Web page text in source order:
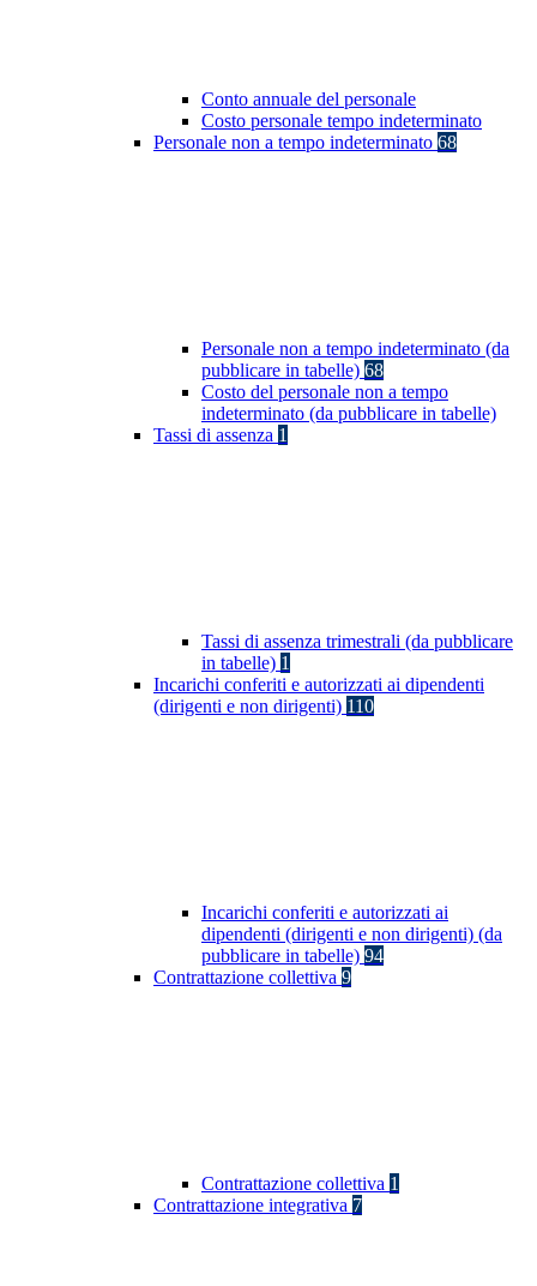
Conto annuale del personale
Costo personale tempo indeterminato
Personale non a tempo indeterminato 68
Personale non a tempo indeterminato (da
pubblicare in tabelle) 68
Costo del personale non a tempo
indeterminato (da pubblicare in tabelle)
Tassi di assenza 1
Tassi di assenza trimestrali (da pubblicare
in tabelle) 1
Incarichi conferiti e autorizzati ai dipendenti
(dirigenti e non dirigenti) 110
Incarichi conferiti e autorizzati ai
dipendenti (dirigenti e non dirigenti) (da
pubblicare in tabelle) 94
Contrattazione collettiva 9
Contrattazione collettiva 1
Contrattazione integrativa 7